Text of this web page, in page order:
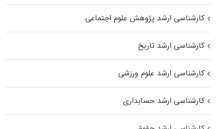
کارشناسی ارشد پژوهش علوم اجتماعی
کارشناسی ارشد تاریخ
کارشناسی ارشد علوم ورزشی
کارشناسی ارشد حسابداری